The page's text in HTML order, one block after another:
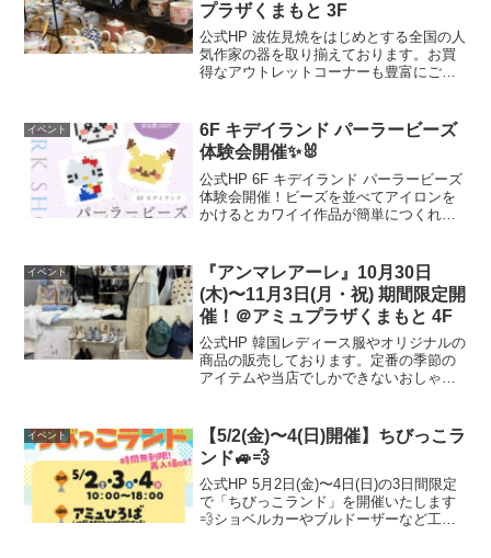
プラザくまもと 3F
公式HP 波佐見焼をはじめとする全国の人
気作家の器を取り揃えております。お買
得なアウトレットコーナーも豊富にご用
▼ 公式HP
イベント
6F キデイランド パーラービーズ
体験会開催✨🐰
公式HP 6F キデイランド パーラービーズ
体験会開催！ビーズを並べてアイロンを
かけるとカワイイ作品が簡単につくれち
きなキャラクターをお選びいただけま
す。※各種無くな...
イベント
『アンマレアーレ』10月30日
(木)〜11月3日(月・祝) 期間限定開
催！＠アミュプラザくまもと 4F
公式HP 韓国レディース服やオリジナルの
商品の販売しております。定番の季節の
アイテムや当店でしかできないおしゃれ
▼ 公式HP
イベント
【5/2(金)〜4(日)開催】ちびっこラ
ンド🚙💨
公式HP 5月2日(金)〜4日(日)の3日間限定
で「ちびっこランド」を開催いたします
💨ショベルカーやブルドーザーなど工事